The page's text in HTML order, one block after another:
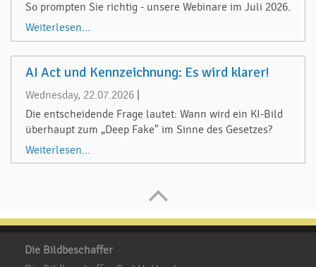
So prompten Sie richtig - unsere Webinare im Juli 2026.
Weiterlesen...
AI Act und Kennzeichnung: Es wird klarer!
Wednesday, 22.07.2026
Die entscheidende Frage lautet: Wann wird ein KI-Bild
überhaupt zum „Deep Fake" im Sinne des Gesetzes?
Weiterlesen...
Die Bildbeschaffer